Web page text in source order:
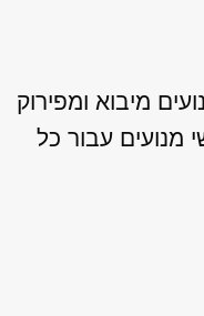
מיבוא ומפירוק
מנועים עבור כל